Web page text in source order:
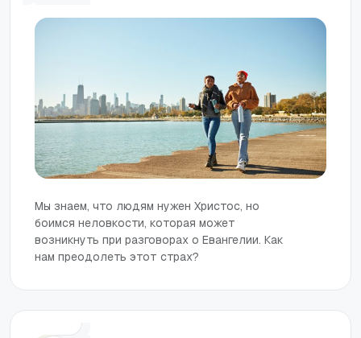
Мы знаем, что людям нужен Христос, но
боимся неловкости, которая может
возникнуть при разговорах о Евангелии. Как
нам преодолеть этот страх?